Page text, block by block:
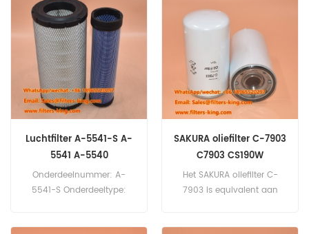
MOQ:20stuks
Minimale bestelhoeveelheid
(MOQ): 20 stuks
Luchtfilter A-5541-S A-
5541 A-5540
Onderdeelnummer: A-
5541-S Onderdeeltype:
SAKURA oliefilter C-7903
C7903 CS190W
Het SAKURA oliefilter C-
7903 is equivalent aan